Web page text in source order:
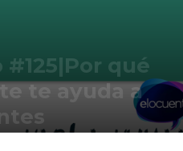
qué
te ayuda a